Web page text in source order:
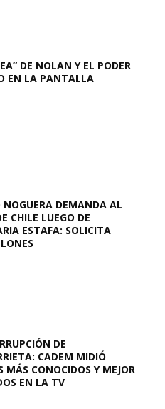
DE NOLAN Y EL PODER
EN LA PANTALLA
DEMANDA AL
CHILE LUEGO DE
ESTAFA: SOLICITA
DE
CADEM MIDIÓ
MÁS CONOCIDOS Y MEJOR
EN LA TV